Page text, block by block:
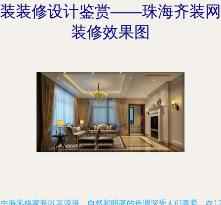
装装修设计鉴赏——珠海齐装网
装修效果图